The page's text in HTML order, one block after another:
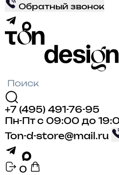
Обратный звонок
+7 (495) 491-76-95
Пн-Пт с 09:00 до
Ton-d-store@mail.ru
0